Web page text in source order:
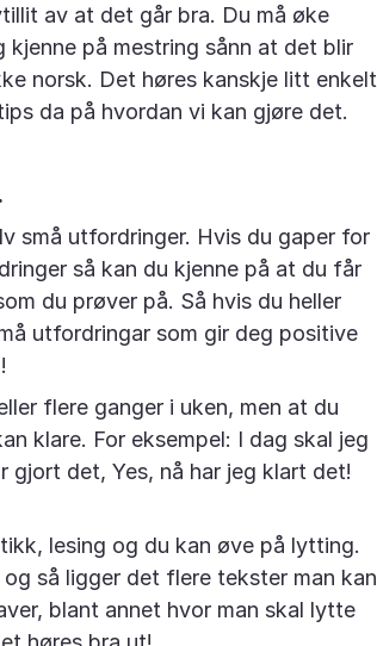
av at det går bra. Du må øke
kjenne på mestring sånn at det blir
norsk. Det høres kanskje litt enkelt
da på hvordan vi kan gjøre det.
små utfordringer. Hvis du gaper for
så kan du kjenne på at du får
du prøver på. Så hvis du heller
utfordringar som gir deg positive
flere ganger i uken, men at du
klare. For eksempel: I dag skal jeg
det, Yes, nå har jeg klart det!
lesing og du kan øve på lytting.
så ligger det flere tekster man kan
blant annet hvor man skal lytte